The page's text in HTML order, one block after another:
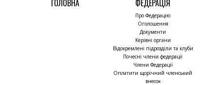
ГОЛОВНА ФЕДЕРАЦІЯ
Про Федерацію
Оголошення
Документи
Керівні органи
Відокремлені підрозділи та клуби
Почесні члени федерації
Члени Федерації
Оплатити щорічний членський
внесок